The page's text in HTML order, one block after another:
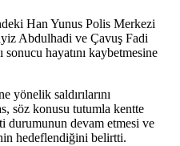
Han Yunus Polis Merkezi
Abdulhadi ve Çavuş Fadi
hayatını kaybetmesine
yönelik saldırılarını
söz konusu tutumla kentte
durumunun devam etmesi ve
hedeflendiğini belirtti.